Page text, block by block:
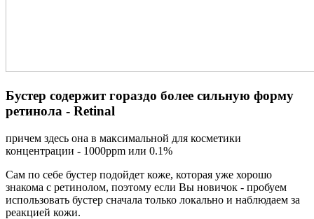
Бустер содержит гораздо более сильную форму
ретинола - Retinal
причем здесь она в максимальной для косметики
концентрации - 1000ppm или 0.1%
Сам по себе бустер подойдет коже, которая уже хорошо
знакома с ретинолом, поэтому если Вы новичок - пробуем
использовать бустер сначала только локально и наблюдаем за
реакцией кожи.